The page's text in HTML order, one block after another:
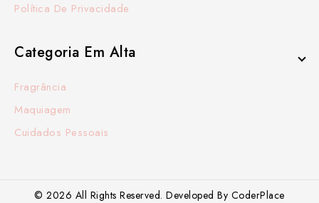
Política De Privacidade
Categoria Em Alta
Fragrância
Maquiagem
Cuidados Pessoais
© 2026 All Rights Reserved. Developed By CoderPlace